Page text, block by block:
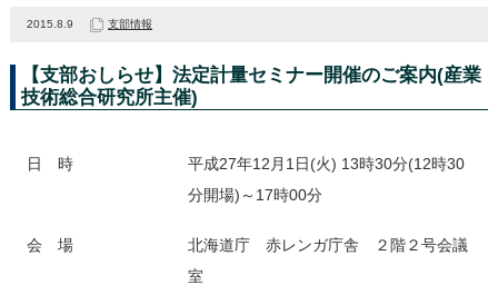
2015.8.9 支部情報
【支部おしらせ】法定計量セミナー開催のご案内(産業
技術総合研究所主催)
日 時
平成27年12月1日(火) 13時30分(12時30
分開場)～17時00分
会 場
北海道庁 赤レンガ庁舎 ２階２号会議
室